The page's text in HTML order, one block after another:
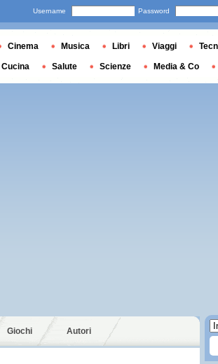
Giochi Autori
Username Password
Cinema Musica Libri Viaggi
Cucina Salute Scienze Media & Co